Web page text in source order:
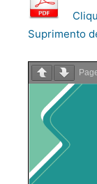
Suprimento